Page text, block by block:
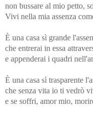
non bussare al mio petto,
Vivi nella mia assenza
È una casa sì grande
che entrerai in essa
e appenderai i quadri
È una casa sì trasparente
che senza vita io ti vedrò
e se soffri, amor mio,